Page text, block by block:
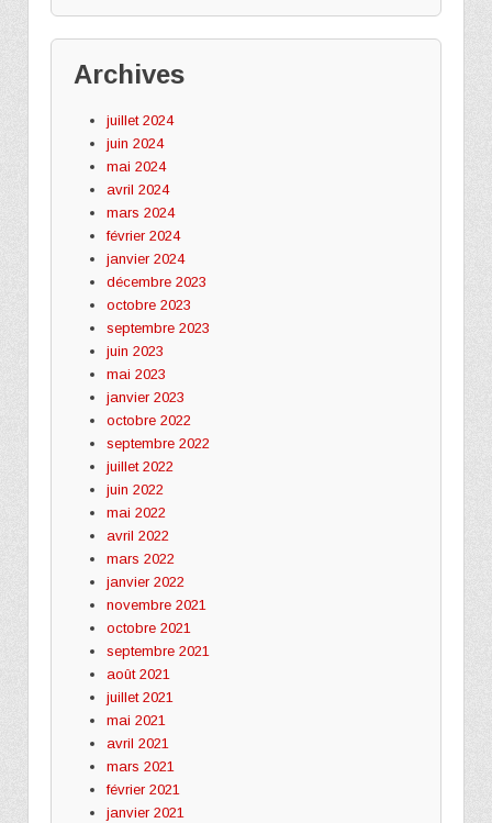
Archives
juillet 2024
juin 2024
mai 2024
avril 2024
mars 2024
février 2024
janvier 2024
décembre 2023
octobre 2023
septembre 2023
juin 2023
mai 2023
janvier 2023
octobre 2022
septembre 2022
juillet 2022
juin 2022
mai 2022
avril 2022
mars 2022
janvier 2022
novembre 2021
octobre 2021
septembre 2021
août 2021
juillet 2021
mai 2021
avril 2021
mars 2021
février 2021
janvier 2021